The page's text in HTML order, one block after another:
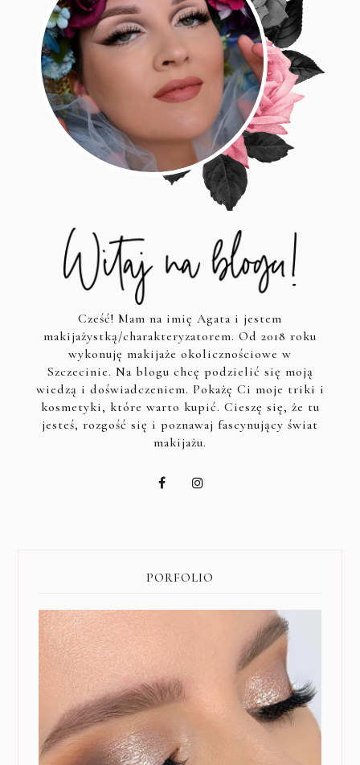
Cześć! Mam na imię Agata i jestem
makijażystką/charakteryzatorem. Od 2018 roku
wykonuję makijaże okolicznościowe w
Szczecinie. Na blogu chcę podzielić się moją
wiedzą i doświadczeniem. Pokażę Ci moje triki i
kosmetyki, które warto kupić. Cieszę się, że tu
jesteś, rozgość się i poznawaj fascynujący świat
makijażu.
PORFOLIO